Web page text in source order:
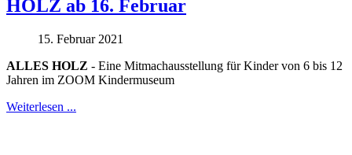
HOLZ ab 16. Februar
15. Februar 2021
ALLES HOLZ - Eine Mitmachausstellung für Kinder von 6 bis 12
Jahren im ZOOM Kindermuseum
Weiterlesen ...